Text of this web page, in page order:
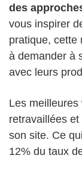
des
vous inspirer
pratique, cette
à demander à
avec leurs
Les
retravaillées
son site. Ce
12% du taux